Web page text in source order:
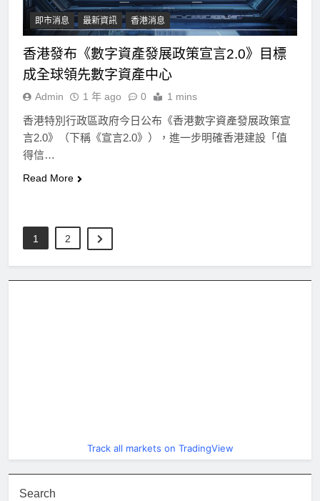
Track all markets on TradingView
Search
即市消息 最新資訊 香港消息
香港發布《數字資產發展政策宣言2.0》目標
成全球領先數字資產中心
Admin 1 年 ago 0 1 mins
香港特別行政區政府今日公布《香港數字資產發展政策宣
言2.0》（下稱《宣言2.0》），進一步明確香港建設「值
得信…
Read More
1 2